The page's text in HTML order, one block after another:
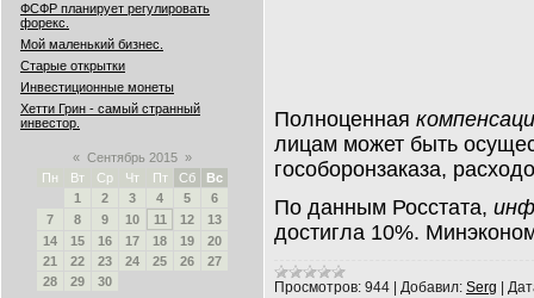
ФСФР планирует регулировать
форекс.
Мой маленький бизнес.
Старые открытки
Инвестиционные монеты
Хетти Грин - самый странный
инвестор.
« Сентябрь 2015 »
Пн
Вт Ср Чт Пт Сб
Вс
1
2 3 4 5
6
7
8 9 10 11 12
13
14
15 16 17 18 19
20
21
22 23 24 25 26
27
28
29 30
Полноценная
лицам может быть
гособоронзаказа,
По данным Росстата,
достигла 10%.
Просмотров: 944 Добавил: Serg